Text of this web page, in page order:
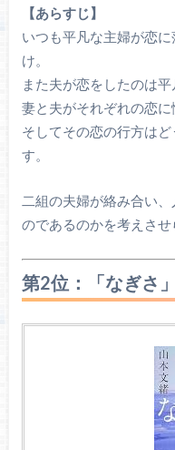
【あらすじ】
いつも平凡な主婦が恋
け。
また夫が恋をしたのは平
妻と夫がそれぞれの恋
そしてその恋の行方は
す。
二組の夫婦が絡み合い
のであるのかを考えさせ
第2位：「なぎさ」